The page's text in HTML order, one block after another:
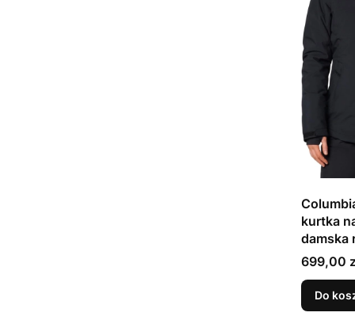
kurtka
damska
Cena
699,00
Do